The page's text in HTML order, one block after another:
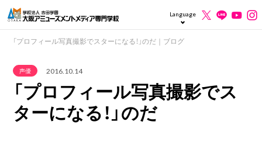
Language
「プロフィール写真撮影でスターになる！」のだ｜ブログ
声優 2016.10.14
「プロフィール写真撮影でス
ターになる！」のだ